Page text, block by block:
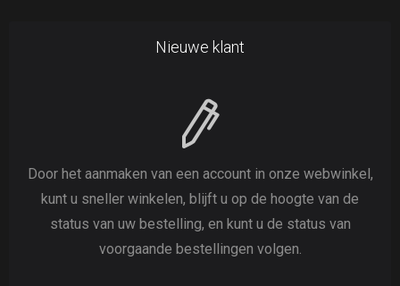
Nieuwe klant
Door het aanmaken van een account in onze webwinkel,
kunt u sneller winkelen, blijft u op de hoogte van de
status van uw bestelling, en kunt u de status van
voorgaande bestellingen volgen.